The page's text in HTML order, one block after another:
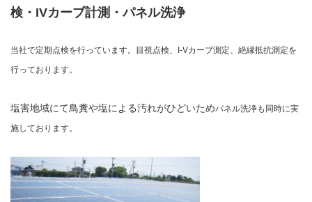
検・IVカーブ計測・パネル洗浄
当社で定期点検を行っています。目視点検、I-Vカーブ測定、絶縁抵抗測定を
行っております。
塩害地域にて鳥糞や塩による汚れがひどいためパネル洗浄も同時に実
施しております。